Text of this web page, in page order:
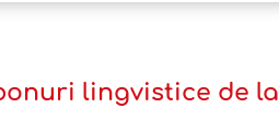
lingvistice de la